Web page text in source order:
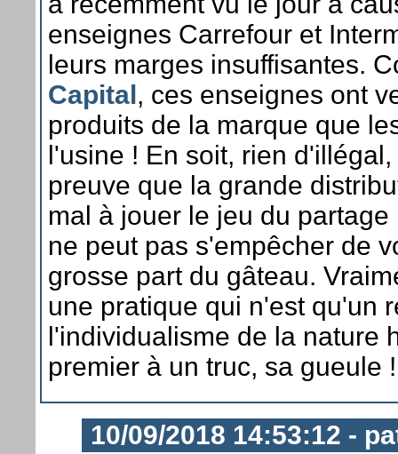
enseignes Carrefour et
leurs marges insuffisantes.
Capital, ces enseignes ont
produits de la marque que
l'usine ! En soit, rien
preuve que la grande
mal à jouer le jeu du
ne peut pas s'empêcher de
grosse part du gâteau.
une pratique qui n'est qu'un
l'individualisme de la nature
premier à un truc, sa gueule !
10/09/2018 14:53:12 -